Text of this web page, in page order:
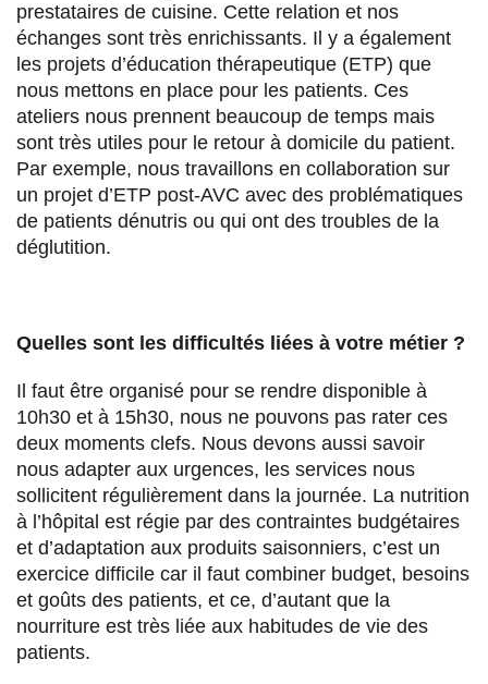
prestataires de cuisine. Cette relation et nos
échanges sont très enrichissants. Il y a également
les projets d’éducation thérapeutique (ETP) que
nous mettons en place pour les patients. Ces
ateliers nous prennent beaucoup de temps mais
sont très utiles pour le retour à domicile du patient.
Par exemple, nous travaillons en collaboration sur
un projet d’ETP post-AVC avec des problématiques
de patients dénutris ou qui ont des troubles de la
déglutition.
Quelles sont les difficultés liées à votre métier ?
Il faut être organisé pour se rendre disponible à
10h30 et à 15h30, nous ne pouvons pas rater ces
deux moments clefs. Nous devons aussi savoir
nous adapter aux urgences, les services nous
sollicitent régulièrement dans la journée. La nutrition
à l’hôpital est régie par des contraintes budgétaires
et d’adaptation aux produits saisonniers, c’est un
exercice difficile car il faut combiner budget, besoins
et goûts des patients, et ce, d’autant que la
nourriture est très liée aux habitudes de vie des
patients.